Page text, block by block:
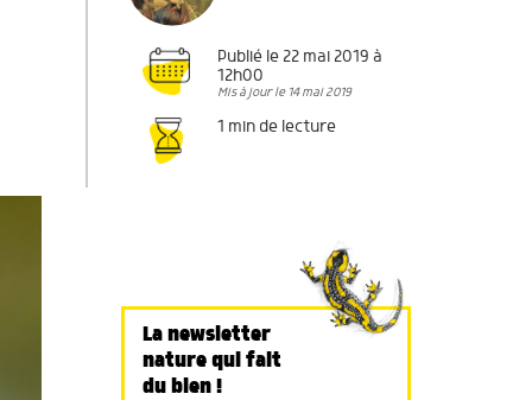
Publié le 22 mai 2019 à
12h00
Mis à jour le 14 mai 2019
1 min de lecture
La newsletter
nature qui fait
du bien !